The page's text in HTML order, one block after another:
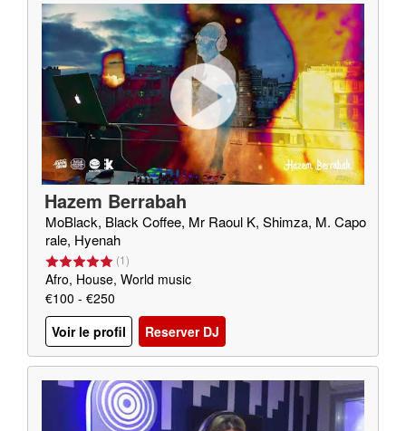
Hazem Berrabah
MoBlack, Black Coffee, Mr Raoul K, Shimza, M. Capo
rale, Hyenah
(1)
Afro, House, World music
€100 - €250
Voir le profil
Reserver DJ